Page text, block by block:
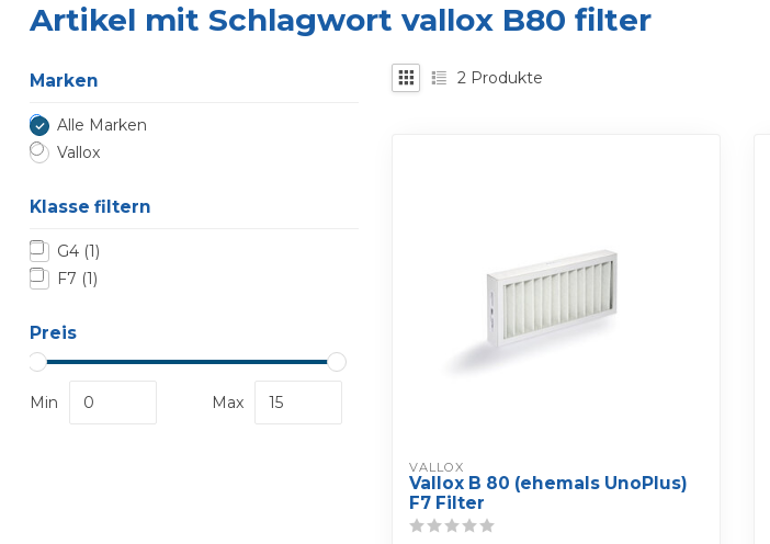
Artikel mit Schlagwort vallox B80 filter
Marken
Alle Marken
Vallox
Klasse filtern
G4 (1)
F7 (1)
Preis
Min Max
2 Produkte
VALLOX
Vallox B 80 (ehemals UnoPlus)
F7 Filter